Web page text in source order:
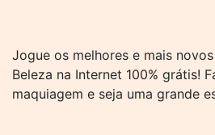
Jogue os melhores e mais
Beleza na Internet 100% grátis!
maquiagem e seja uma grande